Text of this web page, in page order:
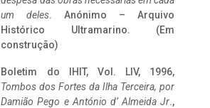
um deles. Anónimo – Arquivo
Histórico Ultramarino. (Em
construção)
Boletim do IHIT, Vol. LIV, 1996,
Tombos dos Fortes da Ilha Terceira, por
Damião Pego e António d’ Almeida Jr.,